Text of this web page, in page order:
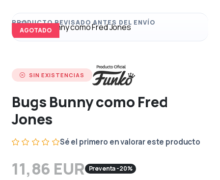
AGOTADO
SIN EXISTENCIAS
Bugs Bunny como Fred
Jones
Sé el primero en valorar este producto
11,86 EUR Preventa -20%